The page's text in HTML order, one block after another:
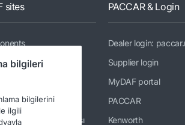
sites
store
Trailer Parts
Parça Web Mağazası
PACCAR & Login
Dealer login:
Supplier login
MyDAF portal
PACCAR
Kenworth
bilgileri
bilgilerini
ilgili